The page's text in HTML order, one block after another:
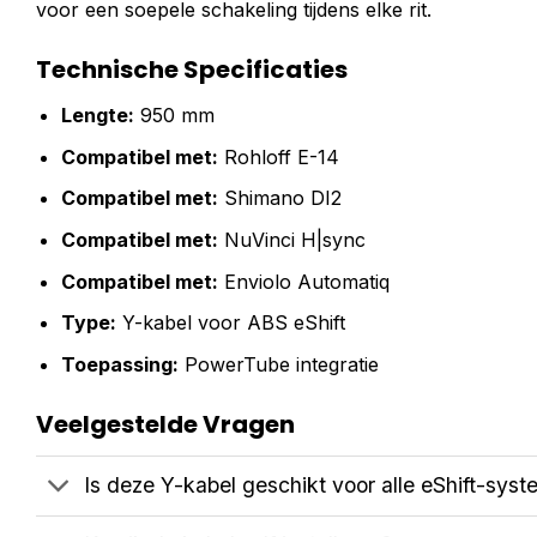
voor een soepele schakeling tijdens elke rit.
Technische Specificaties
Lengte: 950 mm
Compatibel met: Rohloff E-14
Compatibel met: Shimano DI2
Compatibel met: NuVinci H|sync
Compatibel met: Enviolo Automatiq
Type: Y-kabel voor ABS eShift
Toepassing: PowerTube integratie
Veelgestelde Vragen
Is deze Y-kabel geschikt voor alle eShift-